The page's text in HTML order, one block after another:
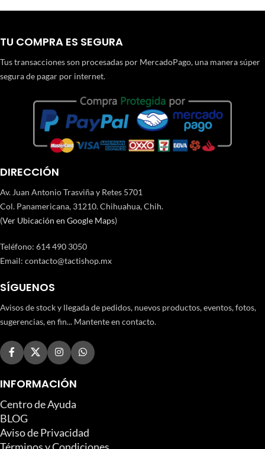
TU COMPRA ES SEGURA
Tus transacciones son procesadas por MercadoPago, una manera súper
segura de pagar por internet.
DIRECCIÓN
Av. Juan Antonio Trasviña y Retes 5701
Col. Panamericana, 31210. Chihuahua, Chih.
(Ver Ubicación en Google Maps)
Teléfono: 614 490 3050
Email: contacto@tactishop.mx
SÍGUENOS
Avisos de stock y llegada de pedidos, nuevos productos, eventos, fotos,
sugerencias, en fin... Mantente en contacto.
INFORMACIÓN
Centro de Ayuda
BLOG
Aviso de Privacidad